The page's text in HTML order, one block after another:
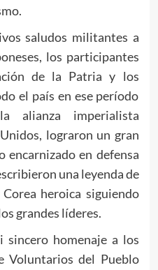
saludos militantes a
los participantes
de la Patria y los
el país en ese período
imperialista
lograron un gran
en defensa
una leyenda de
heroica siguiendo
grandes líderes.
homenaje a los
Voluntarios del Pueblo